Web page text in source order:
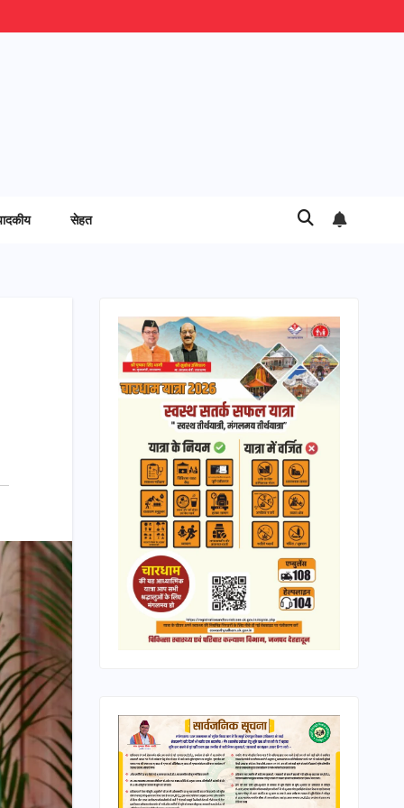
सेहत